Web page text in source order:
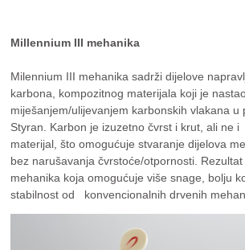
Millennium III mehanika
Milennium III mehanika sadrži dijelove
karbona, kompozitnog materijala koji je
miješanjem/ulijevanjem karbonskih vlakana u
Styran. Karbon je izuzetno čvrst i krut, ali ne
materijal, što omogućuje stvaranje dijelova
bez narušavanja čvrstoće/otpornosti.
mehanika koja omogućuje više snage, bolju
stabilnost od konvencionalnih drvenih